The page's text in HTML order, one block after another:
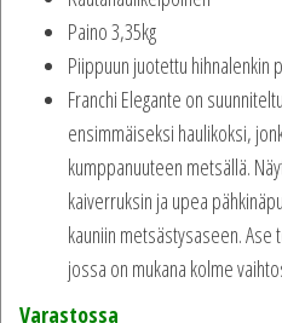
Paino 3,35kg
Piippuun juotettu hihnalenkin
Franchi Elegante on
ensimmäiseksi haulikoksi,
kumppanuuteen metsällä.
kaiverruksin ja upea
kauniin metsästysaseen.
jossa on mukana kolme
Varastossa